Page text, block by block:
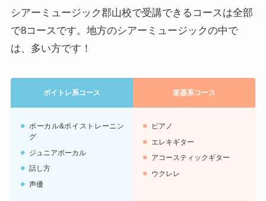
シアーミュージック郡山校で受講できるコースは全部
で8コースです。地方のシアーミュージックの中で
は、多い方です！
ボイトレ系コース 楽器系コース
ボーカル&ボイストレーニン
グ
ジュニアボーカル
話し方
声優
ピアノ
エレキギター
アコースティックギター
ウクレレ